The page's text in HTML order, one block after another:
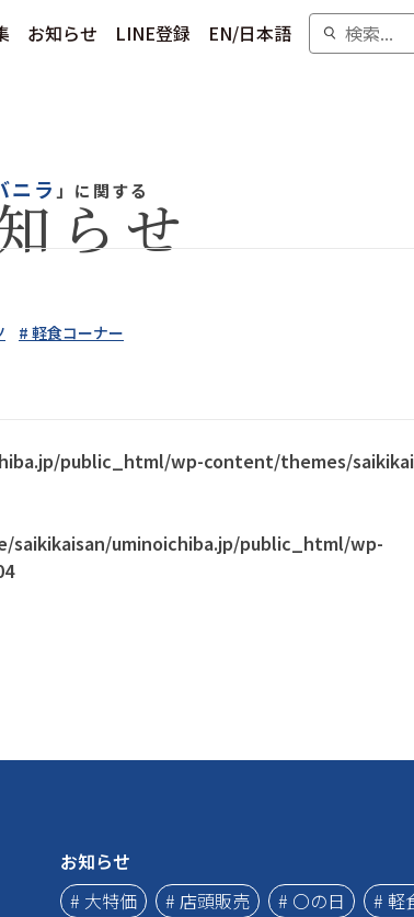
お知らせ LINE登録 EN/日本語
ニラ 」に関する
らせ
# 軽食コーナー
public_html/wp-content/themes/
saikikaisan/uminoichiba.jp/public_html/wp-
お知らせ
# 大特価
# 店頭販売 # 〇の日 # 軽